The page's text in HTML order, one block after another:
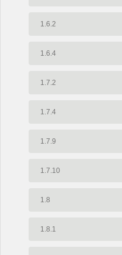
1.6.2
1.6.4
1.7.2
1.7.4
1.7.9
1.7.10
1.8
1.8.1